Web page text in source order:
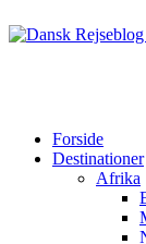
Forside
Destinationer
Afrika